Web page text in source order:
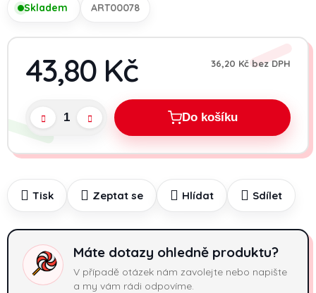
Skladem ART00078
43,80 Kč
36,20 Kč bez DPH
Do košíku
Tisk Zeptat se Hlídat Sdílet
Máte dotazy ohledně produktu?
V případě otázek nám zavolejte nebo napište
a my vám rádi odpovíme.